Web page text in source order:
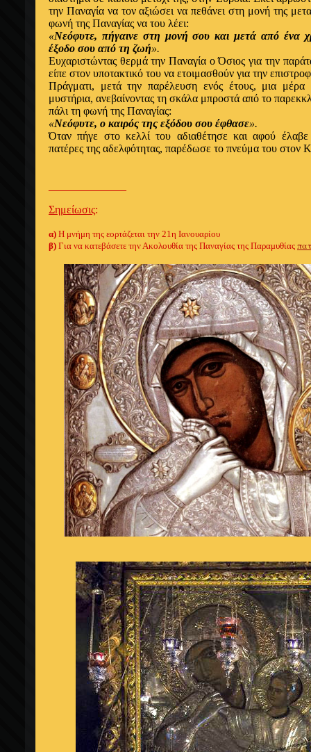
την Παναγία να τον αξιώσει να πεθάνει στη μονή της
φωνή της Παναγίας να του λέει:
«Νεόφυτε, πήγαινε στη μονή σου και μετά από ένα
έξοδο σου από τη ζωή».
Ευχαριστώντας θερμά την Παναγία ο Όσιος για την
είπε στον υποτακτικό του να ετοιμασθούν για την
Πράγματι, μετά την παρέλευση ενός έτους, μια
μυστήρια, ανεβαίνοντας τη σκάλα μπροστά από το
πάλι τη φωνή της Παναγίας:
«Νεόφυτε, ο καιρός της εξόδου σου έφθασε».
Όταν πήγε στο κελλί του αδιαθέτησε και αφού
πατέρες της αδελφότητας, παρέδωσε το πνεύμα του στον
Σημείωσις:
α) Η μνήμη της εορτάζεται την 21η Ιανουαρίου
β) Για να κατεβάσετε την Ακολουθία της Παναγίας της Παραμυθίας